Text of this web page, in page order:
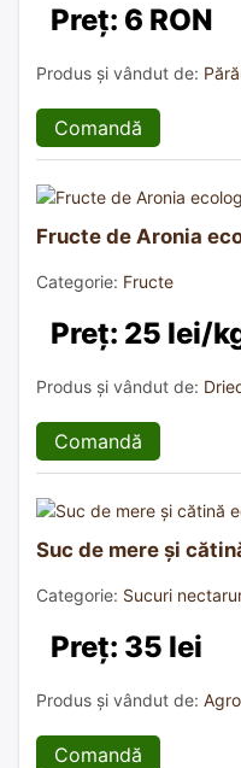
Preț: 6 RON
Produs și vândut de:
Comandă
Fructe de Aronia
Categorie: Fructe
Preț: 25 lei/
Produs și vândut de:
Comandă
Suc de mere și
Categorie: Sucuri
Preț: 35 lei
Produs și vândut de:
Comandă